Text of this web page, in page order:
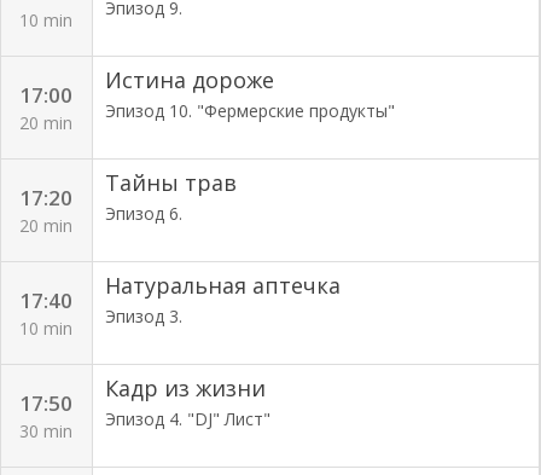
10 min
Эпизод 9.
17:00
20 min
Истина дороже
Эпизод 10. "Фермерские продукты"
17:20
20 min
Тайны трав
Эпизод 6.
17:40
10 min
Натуральная аптечка
Эпизод 3.
17:50
30 min
Кадр из жизни
Эпизод 4. "DJ" Лист"